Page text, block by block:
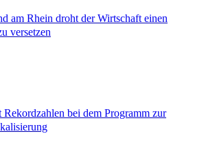
am Rhein droht der Wirtschaft einen
versetzen
bei dem Programm zur